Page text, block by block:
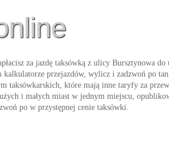
za jazdę taksówką z ulicy Bursztynowa do
kalkulatorze przejazdów, wylicz i zadzwoń po
taksówkarskich, które mają inne taryfy za
i małych miast w jednym miejscu,
po w przystępnej cenie taksówki.